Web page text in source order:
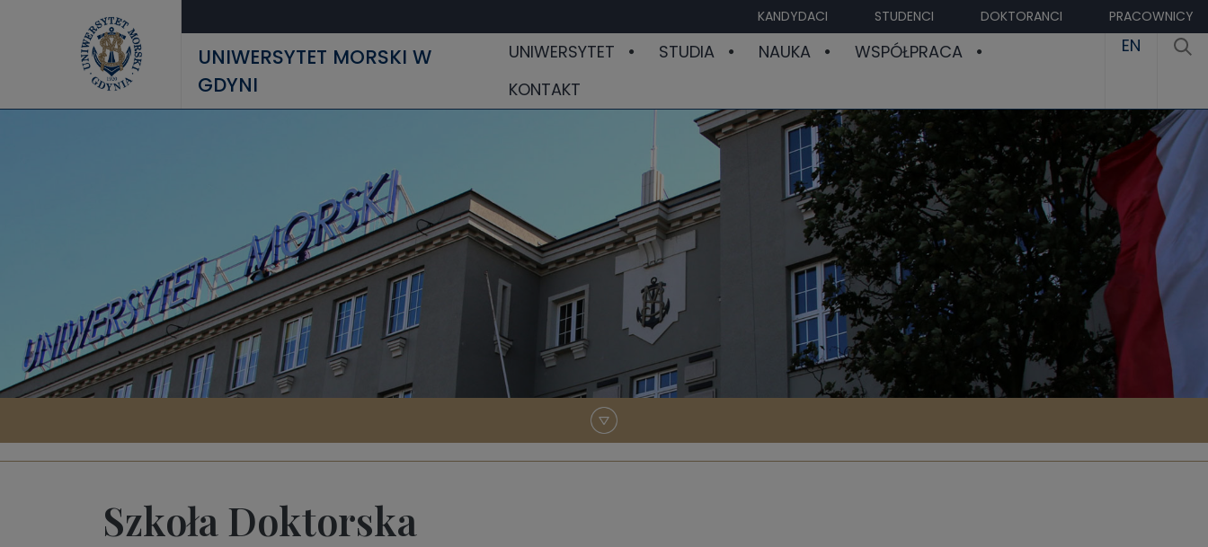
KANDYDACI STUDENCI DOKTORANCI PRACOWNICY
UNIWERSYTET MORSKI W
GDYNI
UNIWERSYTET STUDIA NAUKA
WSPÓŁPRACA
KONTAKT
EN
Szkoła Doktorska